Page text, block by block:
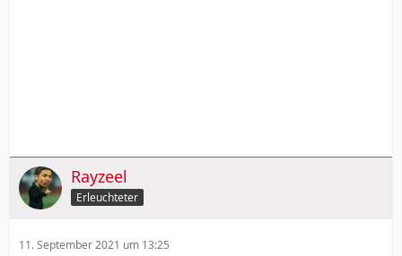
Rayzeel
Erleuchteter
11. September 2021 um 13:25